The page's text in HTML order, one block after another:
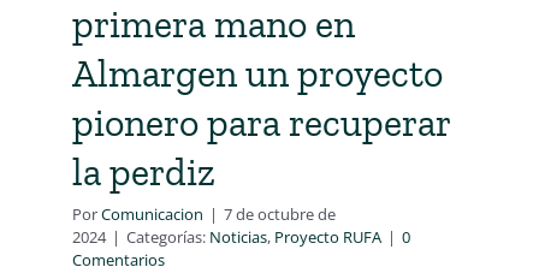
primera mano en
Almargen un proyecto
pionero para recuperar
la perdiz
PorComunicacion | 7 de octubre de
2024 | Categorías: Noticias, Proyecto RUFA | 0
Comentarios